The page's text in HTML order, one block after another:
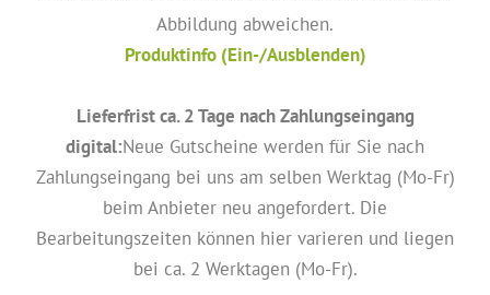
Abbildung abweichen.
Produktinfo (Ein-/Ausblenden)
Lieferfrist ca. 2 Tage nach Zahlungseingang
digital:Neue Gutscheine werden für Sie nach
Zahlungseingang bei uns am selben Werktag (Mo-Fr)
beim Anbieter neu angefordert. Die
Bearbeitungszeiten können hier varieren und liegen
bei ca. 2 Werktagen (Mo-Fr).